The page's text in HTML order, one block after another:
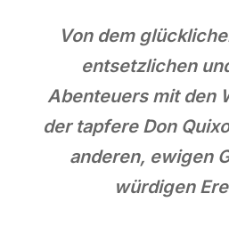
Von dem
entsetzlichen
Abenteuers mit den
der tapfere Don
anderen, ewigen
würdigen